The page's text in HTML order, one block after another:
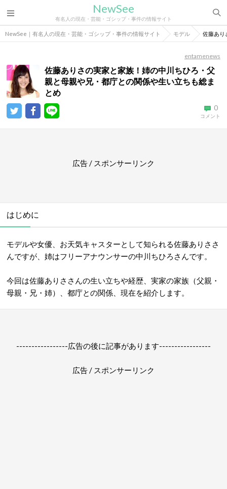
NewSee
有名人の現在・芸能・ゴシップ・事件の情報サイト
NewSee｜有名人の現在・芸能・ゴシップ・事件の情報サイト モデル 佐藤あり
entamenews
佐藤ありさの実家と家族！姉の中川ちひろ・父
親と母親や兄・都庁との関係や生い立ちも総ま
とめ
0
コメント
広告 / スポンサーリンク
はじめに
モデルや女優、お天気キャスターとして知られる佐藤ありささ
んですが、姉はフリーアナウンサーの中川ちひろさんです。
今回は佐藤ありささんの生い立ちや経歴、実家の家族（父親・
母親・兄・姉）、都庁との関係、現在を紹介します。
-----------------広告の後に記事があります-----------------
広告 / スポンサーリンク